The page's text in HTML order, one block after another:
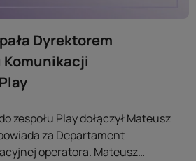
Dyrektorem
zespołu Play dołączył Mateusz
za Departament
operatora. Mateusz